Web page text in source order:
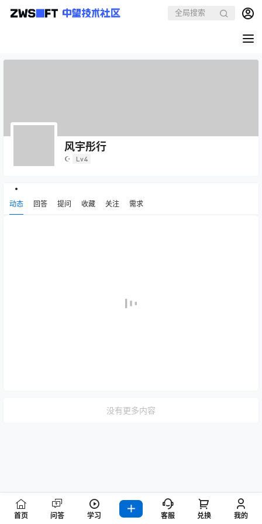
风宇彤行
☪ Lv4
动态 回答 提问 收藏 关注 需求
没有更多内容
首页 问答 学习 客服 兑换 我的